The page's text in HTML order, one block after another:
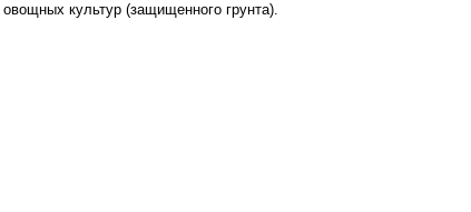
культур (защищенного грунта).